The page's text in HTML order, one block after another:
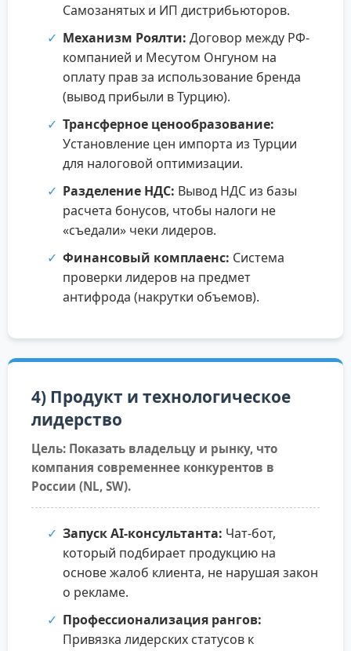
Самозанятых и ИП дистрибьюторов.
Механизм Роялти: Договор между РФ-
компанией и Месутом Онгуном на
оплату прав за использование бренда
(вывод прибыли в Турцию).
Трансферное ценообразование:
Установление цен импорта из Турции
для налоговой оптимизации.
Разделение НДС: Вывод НДС из базы
расчета бонусов, чтобы налоги не
«съедали» чеки лидеров.
Финансовый комплаенс: Система
проверки лидеров на предмет
антифрода (накрутки объемов).
4) Продукт и технологическое
лидерство
Цель: Показать владельцу и рынку, что
компания современнее конкурентов в
России (NL, SW).
Запуск AI-консультанта: Чат-бот,
который подбирает продукцию на
основе жалоб клиента, не нарушая закон
о рекламе.
Профессионализация рангов:
Привязка лидерских статусов к